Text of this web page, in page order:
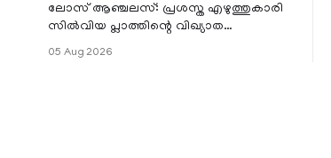
ലോസ് ആഞ്ചലസ്: പ്രശസ്ത എഴുത്തുകാരി
സിൽവിയ പ്ലാത്തിന്റെ വിഖ്യാത
ബെൽ ജാർ' എന്ന ചിത്രത്തി
05 Aug 2026